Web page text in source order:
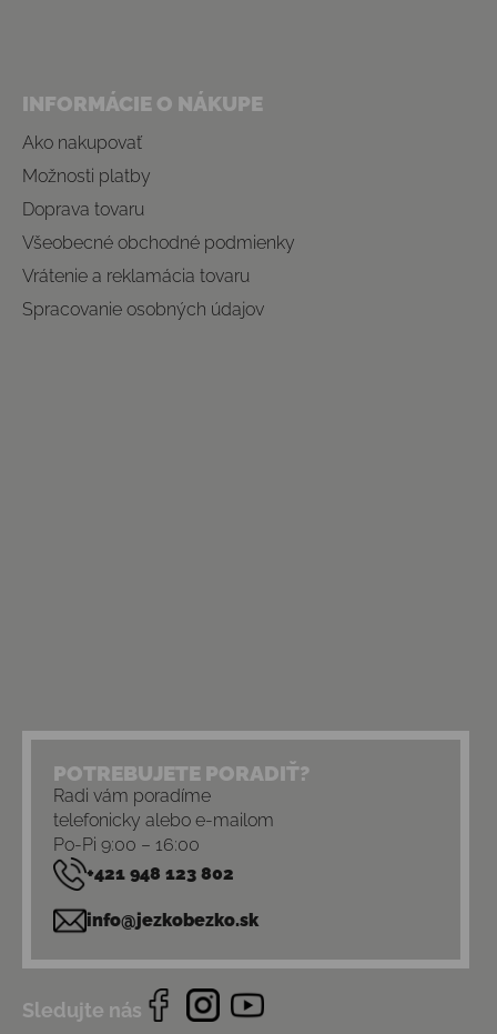
INFORMÁCIE O NÁKUPE
Ako nakupovať
Možnosti platby
Doprava tovaru
Všeobecné obchodné podmienky
Vrátenie a reklamácia tovaru
Spracovanie osobných údajov
POTREBUJETE PORADIŤ?
Radi vám poradíme
telefonicky alebo e-mailom
Po-Pi 9:00 – 16:00
+421 948 123 802
info@jezkobezko.sk
Sledujte nás